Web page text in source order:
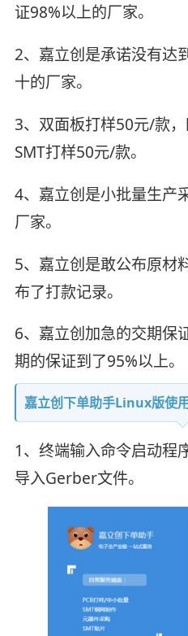
证98%以上的厂家。
2、嘉立创是承诺没有达
十的厂家。
3、双面板打样50元/款，
SMT打样50元/款。
4、嘉立创是小批量生产
厂家。
5、嘉立创是敢公布原材
布了打款记录。
6、嘉立创加急的交期保
期的保证到了95%以上。
嘉立创下单助手Linux版使
1、终端输入命令启动程
导入Gerber文件。